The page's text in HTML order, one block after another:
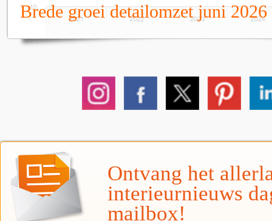
Brede groei detailomzet juni 2026
Ontvang het
interieurnieuws
mailbox!